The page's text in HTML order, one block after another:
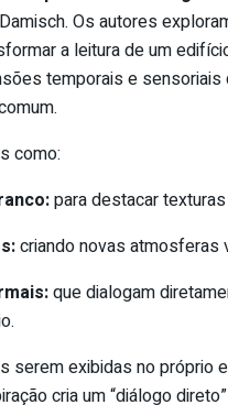
Os autores
a leitura de um
temporais e sensoriais
como:
para destacar
criando novas atmosferas
que dialogam
serem exibidas no próprio
cria um “diálogo